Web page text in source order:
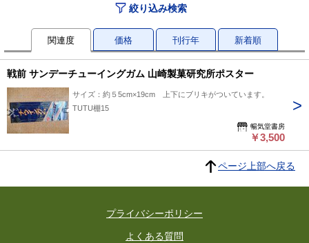
絞り込み検索
関連度 価格 刊行年 新着順
戦前 サンデーチューイングガム 山崎製菓研究所ポスター
サイズ：約５5cm×19cm 上下にブリキがついています。
TUTU棚15
暢気堂書房
￥3,500
ページ上部へ戻る
プライバシーポリシー
よくある質問